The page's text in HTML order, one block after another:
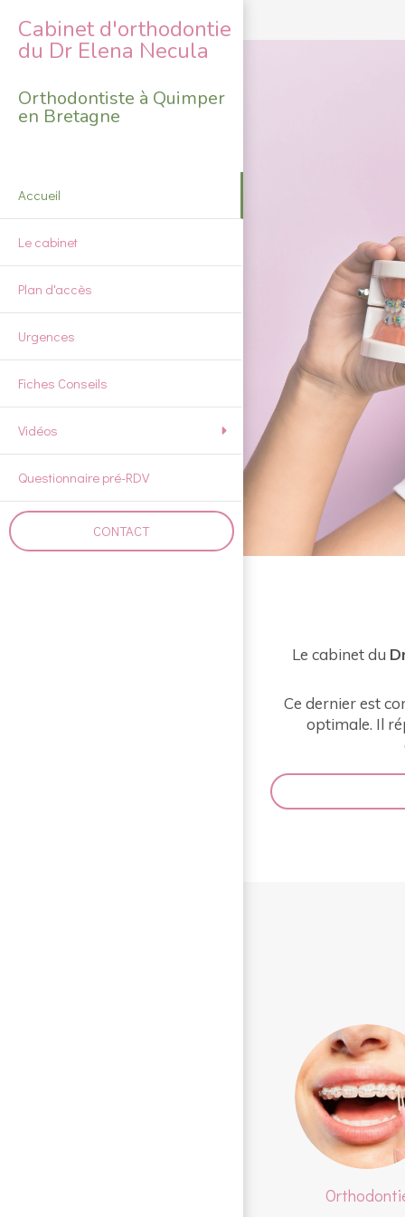
Cabinet d'orthodontie
du Dr Elena Necula
Orthodontiste à Quimper
en Bretagne
Accueil
Le cabinet
Plan d'accès
Urgences
Fiches Conseils
Vidéos
Questionnaire pré-RDV
CONTACT
Le cabinet du
Ce dernier est
optimale. Il